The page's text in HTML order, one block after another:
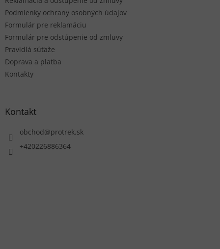
Podmienky ochrany osobných údajov
Formulár pre reklamáciu
Formulár pre odstúpenie od zmluvy
Pravidlá súťaže
Doprava a platba
Kontakty
Kontakt
obchod@protrek.sk
+420226886364